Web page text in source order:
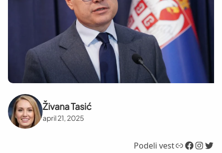
Živana Tasić
april 21, 2025
Podeli vestLink Facebook InstagramTwitter